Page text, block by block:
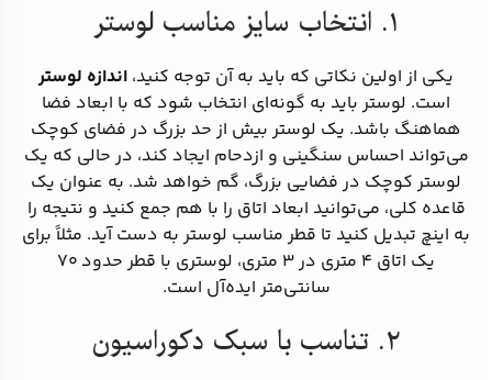
۱. انتخاب سایز مناسب لوستر
یکی از اولین نکاتی که باید به آن توجه کنید، اندازه لوستر
است. لوستر باید به گونه‌ای انتخاب شود که با ابعاد فضا
هماهنگ باشد. یک لوستر بیش از حد بزرگ در فضای کوچک
می‌تواند احساس سنگینی و ازدحام ایجاد کند، در حالی که یک
لوستر کوچک در فضایی بزرگ، گم خواهد شد. به عنوان یک
قاعده کلی، می‌توانید ابعاد اتاق را با هم جمع کنید و نتیجه را
به اینچ تبدیل کنید تا قطر مناسب لوستر به دست آید. مثلاً برای
یک اتاق ۴ متری در ۳ متری، لوستری با قطر حدود ۷۰
سانتی‌متر ایده‌آل است.
۲. تناسب با سبک دکوراسیون